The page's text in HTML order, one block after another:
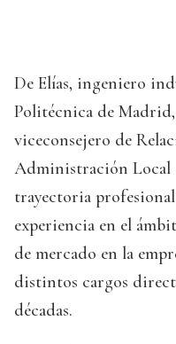
De Elías, ingeniero
Politécnica de
viceconsejero de
Administración Local
trayectoria
experiencia en el
de mercado en la
distintos cargos
décadas.